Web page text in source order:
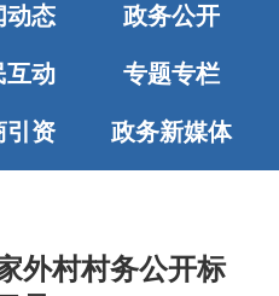
动态 政务公开
互动 专题专栏
引资 政务新媒体
外村村务公开标